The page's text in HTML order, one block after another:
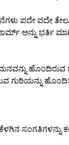
ಪದೇ
ಅನ್ನು ಭರ್ತಿ
ಗಮನವನ್ನು
ಸಂಗತಿಗಳನ್ನು